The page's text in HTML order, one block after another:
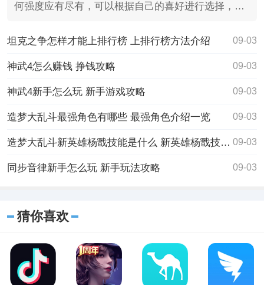
何强度应有尽有，可以根据自己的喜好进行选择，还
坦克之争怎样才能上排行榜 上排行榜方法介绍 09-03
神武4怎么赚钱 挣钱攻略 09-03
神武4新手怎么玩 新手游戏攻略 09-03
造梦大乱斗最强角色有哪些 最强角色介绍一览 09-03
造梦大乱斗新英雄杨戬技能是什么 新英雄杨戬技能介绍一览 09-03
同步音律新手怎么玩 新手玩法攻略 09-03
猜你喜欢